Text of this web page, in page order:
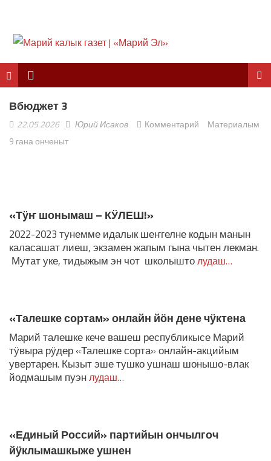
Вбюджет 3
22.05.2026 Юрий Исаков Комментарий
Материалым
9 гана онченыт
«Тӱҥ шонымаш – КӰЛЕШ!»
2022-2023 тунемме идалык шеҥгелне кодын манын
каласашат лиеш, экзамен жапым гына чытен лекман.
Мутат уке, тидыжым эн чот школыштолудаш…
«Талешке сортам» онлайн йӧн дене чӱктена
Марий талешке кече вашеш республикысе Марий
тӱвыра рӱдер «Талешке сорта» онлайн-акцийым
увертарен. Кызыт эше тушко ушнаш шонышо-влак
йодмашым пуэнлудаш…
«Единый Россий» партийын ончылгоч
йӱклымашкыже ушнен